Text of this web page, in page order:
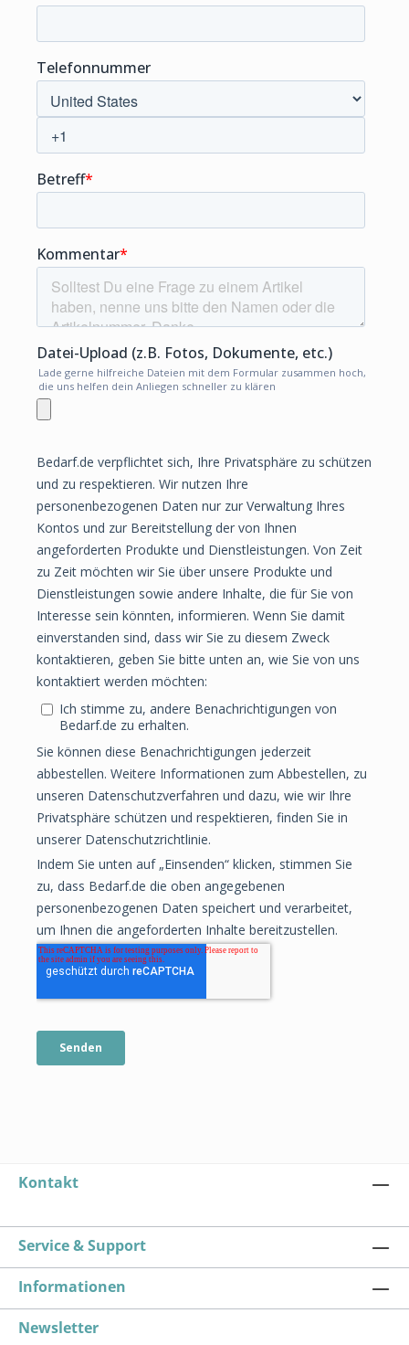
Kontakt
Service & Support
Informationen
Newsletter